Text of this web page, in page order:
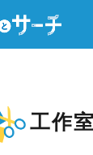
工作室